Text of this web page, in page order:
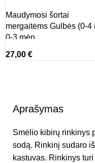
Maudymosi šortai
mergaitėms Gulbės (0-4
0-3 mėn.
27,00€
Aprašymas
Smėlio kibirų rinkinys
sodą. Rinkinį sudaro
kastuvas. Rinkinys